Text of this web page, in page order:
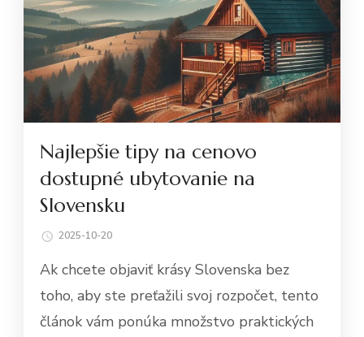
Najlepšie tipy na cenovo
dostupné ubytovanie na
Slovensku
2025-10-20
Ak chcete objaviť krásy Slovenska bez
toho, aby ste preťažili svoj rozpočet, tento
článok vám ponúka množstvo praktických